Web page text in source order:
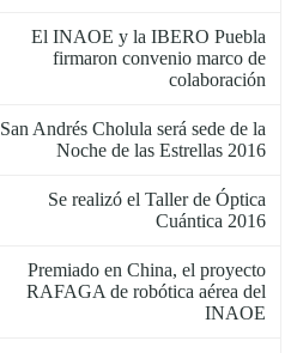
El INAOE y la IBERO Puebla
firmaron convenio marco de
colaboración
San Andrés Cholula será sede de la
Noche de las Estrellas 2016
Se realizó el Taller de Óptica
Cuántica 2016
Premiado en China, el proyecto
RAFAGA de robótica aérea del
INAOE